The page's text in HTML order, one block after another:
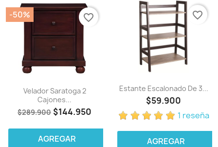
Velador Saratoga 2
Cajones...
$289.900 $144.950
-50%
AGREGAR
favorite_border
Estante Escalonado De 3...
$59.900
1 reseña
AGREGAR
favorite_border